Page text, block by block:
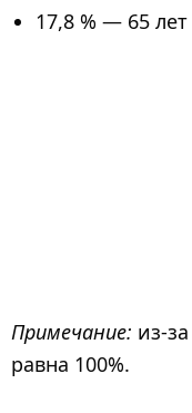
17,8 % — 65
Примечание: из-
равна 100%.